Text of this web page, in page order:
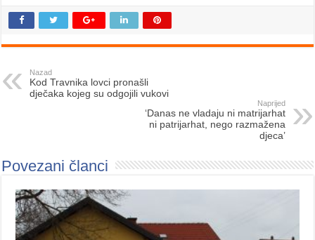
Nazad
Kod Travnika lovci pronašli
dječaka kojeg su odgojili vukovi
Naprijed
‘Danas ne vladaju ni matrijarhat
ni patrijarhat, nego razmažena
djeca’
Povezani članci